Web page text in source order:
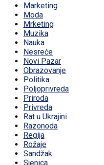
Marketing
Moda
Mrketing
Muzika
Nauka
Nesreće
Novi Pazar
Obrazovanje
Politika
Poljoprivreda
Priroda
Privreda
Rat u Ukrajini
Razonoda
Regija
Rožaje
Sandžak
Sjenica